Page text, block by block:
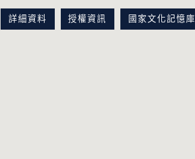
詳細資料 授權資訊 國家文化記憶庫